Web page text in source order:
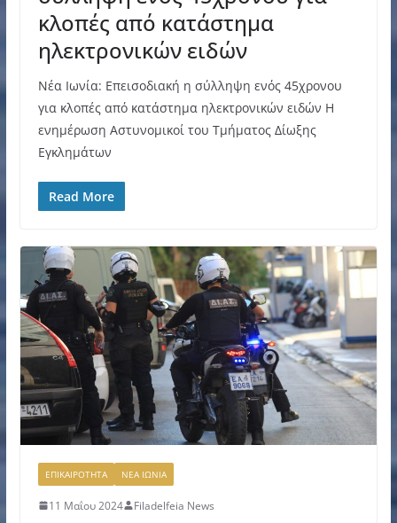
κλοπές από κατάστημα
ηλεκτρονικών ειδών
Νέα Ιωνία: Επεισοδιακή η σύλληψη ενός 45χρονου
για κλοπές από κατάστημα ηλεκτρονικών ειδών H
ενημέρωση Αστυνομικοί του Τμήματος Δίωξης
Εγκλημάτων
Read More
ΕΠΙΚΑΙΡΟΤΗΤΑ ΝΕΑ ΙΩΝΙΑ
11 Μαΐου 2024 Filadelfeia News